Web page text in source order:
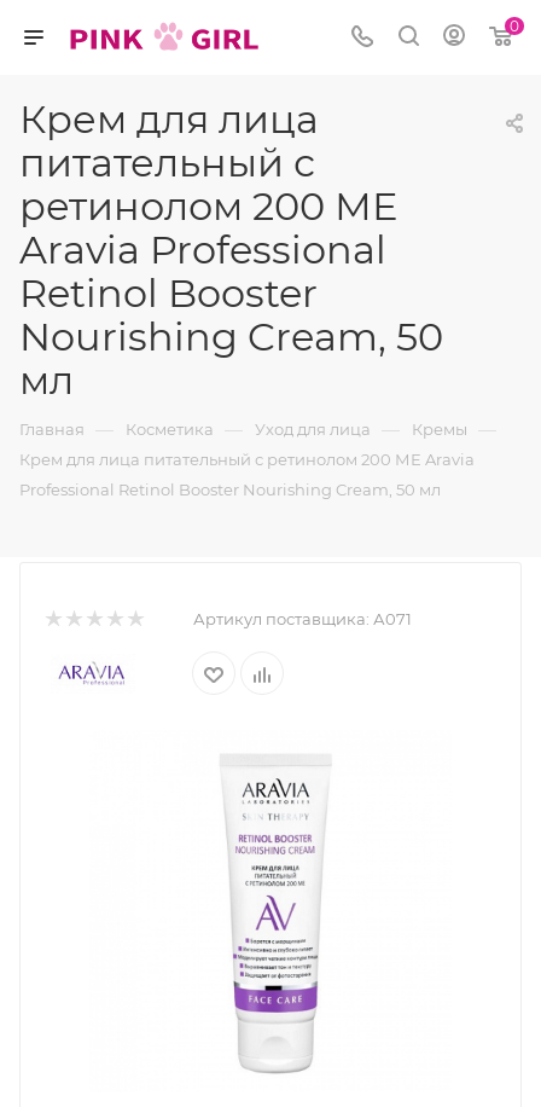
0
Крем для лица
питательный с
ретинолом 200 МЕ
Aravia Professional
Retinol Booster
Nourishing Cream, 50
мл
Главная — Косметика — Уход для лица — Кремы —
Крем для лица питательный с ретинолом 200 МЕ Aravia
Professional Retinol Booster Nourishing Cream, 50 мл
Артикул поставщика: А071